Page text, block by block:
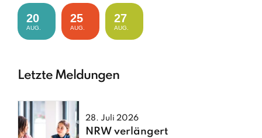
20
AUG.
25
AUG.
27
AUG.
Letzte Meldungen
28. Juli 2026
NRW verlängert